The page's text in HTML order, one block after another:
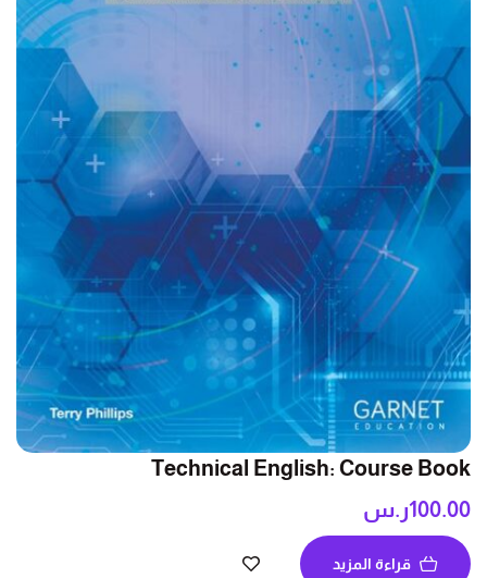
Technical English: Course Book
ر.س100.00
قراءة المزيد